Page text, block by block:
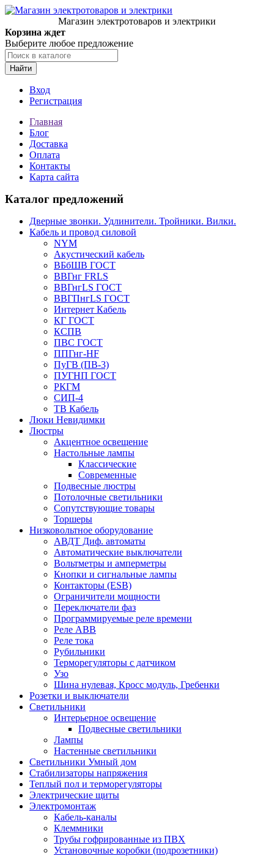
Магазин электротоваров и электрики
Корзина ждет
Выберите любое предложение
Найти
Вход
Регистрация
Главная
Блог
Доставка
Оплата
Контакты
Карта сайта
Каталог предложений
Дверные звонки. Удлинители. Тройники. Вилки.
Кабель и провод силовой
NYM
Акустический кабель
ВБбШВ ГОСТ
ВВГнг FRLS
ВВГнгLS ГОСТ
ВВГПнгLS ГОСТ
Интернет Кабель
КГ ГОСТ
КСПВ
ПВС ГОСТ
ППГнг-HF
ПуГВ (ПВ-3)
ПУГНП ГОСТ
РКГМ
СИП-4
ТВ Кабель
Люки Невидимки
Люстры
Акцентное освещение
Настольные лампы
Классические
Современные
Подвесные люстры
Потолочные светильники
Сопутствующие товары
Торшеры
Низковольтное оборудование
АВДT Диф. автоматы
Автоматические выключатели
Вольтметры и амперметры
Кнопки и сигнальные лампы
Контакторы (ESB)
Ограничители мощности
Переключатели фаз
Программируемые реле времени
Реле ABB
Реле тока
Рубильники
Терморегуляторы с датчиком
Узо
Шина нулевая, Кросс модуль, Гребенки
Розетки и выключатели
Светильники
Интерьерное освещение
Подвесные светильники
Лампы
Настенные светильники
Светильники Умный дом
Стабилизаторы напряжения
Теплый пол и терморегуляторы
Электрические щиты
Электромонтаж
Кабель-каналы
Клеммники
Трубы гофрированные из ПВХ
Установочные коробки (подрозетники)